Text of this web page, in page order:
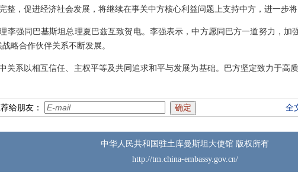
整，促进经济社会发展，将继续在事关中方核心利益问题上支持中方，进一步将
李强同巴基斯坦总理夏巴兹互致贺电。李强表示，中方愿同巴方一道努力，加
略合作伙伴关系不断发展。
关系以相互信任、主权平等及共同追求和平与发展为基础。巴方坚定致力于高
给朋友： 全
中华人民共和国驻土库曼斯坦大使馆 版权所有
http://tm.china-embassy.gov.cn/